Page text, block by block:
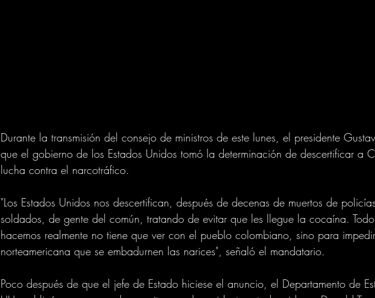
Durante la transmisión del consejo de ministros de este lunes, el presidente
que el gobierno de los Estados Unidos tomó la determinación de descertificar a
lucha contra el narcotráfico.
"Los Estados Unidos nos descertifican, después de decenas de muertos de
soldados, de gente del común, tratando de evitar que les llegue la cocaína.
hacemos realmente no tiene que ver con el pueblo colombiano, sino para
norteamericana que se embadurnen las narices", señaló el mandatario.
Poco después de que el jefe de Estado hiciese el anuncio, el Departamento de